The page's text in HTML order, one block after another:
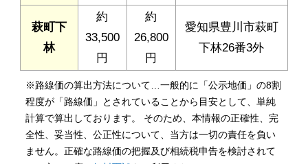
萩町下
林
約
33,500
円
約
26,800
円
愛知県豊川市萩町
下林26番3外
※路線価の算出方法について…一般的に「公示地価」の8割
程度が「路線価」とされていることから目安として、単純
計算で算出しております。 そのため、本情報の正確性、完
全性、妥当性、公正性について、当方は一切の責任を負い
ません。正確な路線価の把握及び相続税申告を検討されて